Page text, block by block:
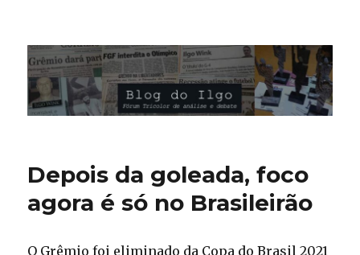
Blog do Ilgo Wink
Depois da goleada, foco
agora é só no Brasileirão
O Grêmio foi eliminado da Copa do Brasil 2021